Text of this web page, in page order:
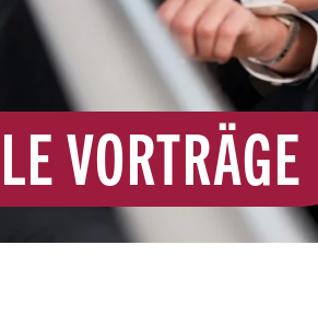
VORTRÄGE